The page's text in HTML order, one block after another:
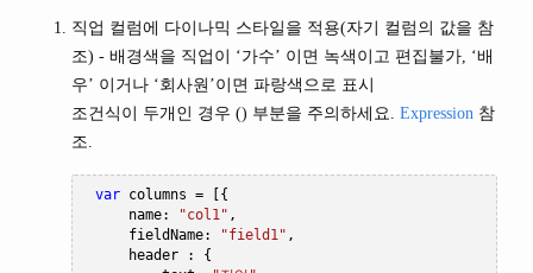
직업 컬럼에 다이나믹 스타일을 적용(자기 컬럼의 값을 참
조) - 배경색을 직업이 ‘가수’ 이면 녹색이고 편집불가, ‘배
우’ 이거나 ‘회사원’이면 파랑색으로 표시
조건식이 두개인 경우 () 부분을 주의하세요. Expression 참
조.
var columns =
[{
     name
: "col1" ,
     fieldName
: "field1" ,
     header
:
{